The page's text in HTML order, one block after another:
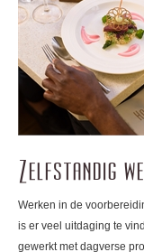
Zelfstandig
Werken in de
is er veel uitdaging te
gewerkt met dagverse